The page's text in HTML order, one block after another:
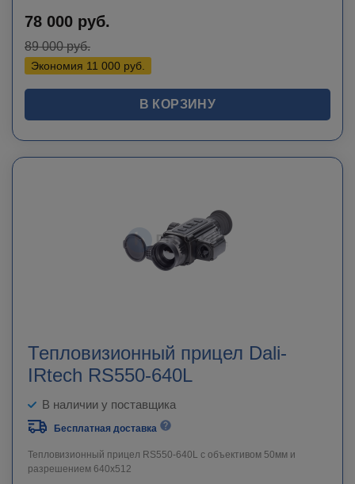
78 000 руб.
89 000руб.
Экономия 11 000 руб.
В КОРЗИНУ
Тепловизионный прицел Dali-
IRtech RS550-640L
В наличии у поставщика
Бесплатная доставка
Тепловизионный прицел RS550-640L c объективом 50мм и
разрешением 640х512